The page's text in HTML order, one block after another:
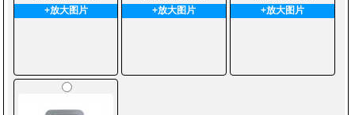
+放大图片 +放大图片 +放大图片